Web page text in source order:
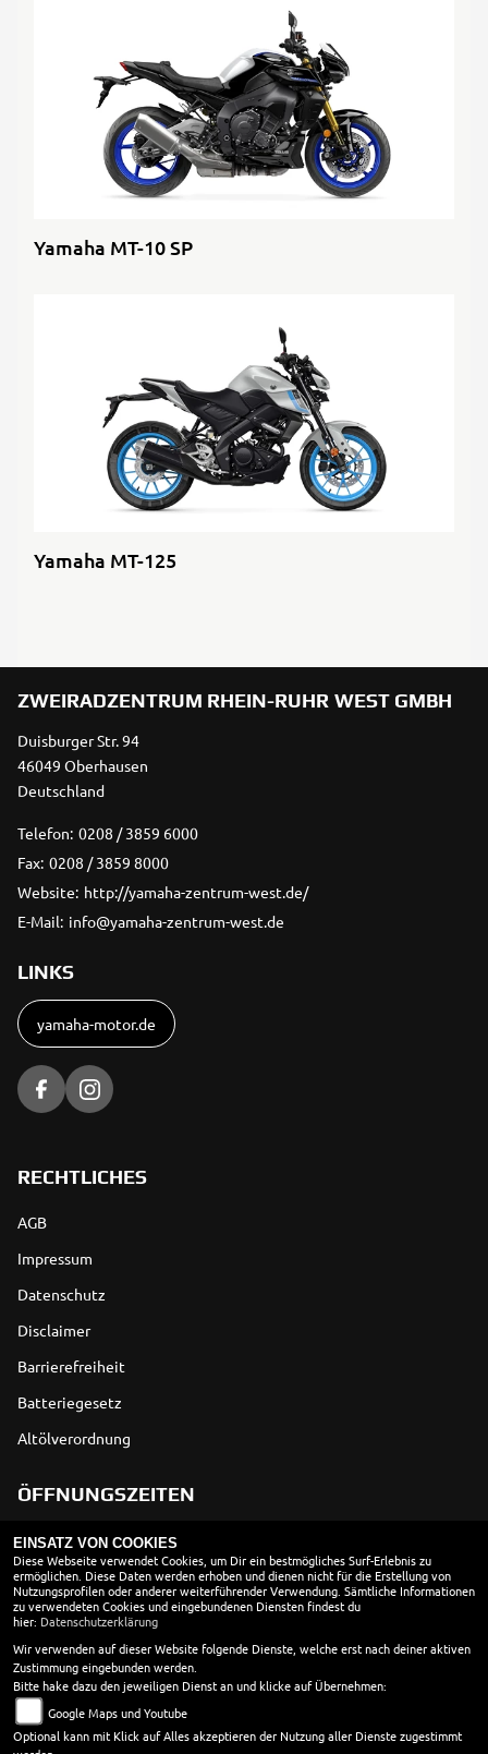
Yamaha MT-10 SP
Yamaha MT-125
ZWEIRADZENTRUM RHEIN-RUHR WEST GMBH
Duisburger Str. 94
46049 Oberhausen
Deutschland
Telefon: 0208 / 3859 6000
Fax: 0208 / 3859 8000
Website: http://yamaha-zentrum-west.de/
E-Mail: info@yamaha-zentrum-west.de
LINKS
yamaha-motor.de
RECHTLICHES
AGB
Impressum
Datenschutz
Disclaimer
Barrierefreiheit
Batteriegesetz
Altölverordnung
ÖFFNUNGSZEITEN
Montag:
geschlossen
Dienstag:
08:30 - 18:00
Mittwoch:
08:30 - 18:00
Donnerstag:
08:30 - 18:00
Freitag:
08:30 - 18:00
Samstag:
10:00 - 13:00
Sonntag:
geschlossen
Werkstatt
EINSATZ VON COOKIES
Diese Webseite verwendet Cookies, um Dir ein bestmögliches Surf-Erlebnis zu
ermöglichen. Diese Daten werden erhoben und dienen nicht für die Erstellung von
Nutzungsprofilen oder anderer weiterführender Verwendung. Sämtliche Informationen
zu verwendeten Cookies und eingebundenen Diensten findest du
hier: Datenschutzerklärung
Wir verwenden auf dieser Website folgende Dienste, welche erst nach deiner aktiven
Zustimmung eingebunden werden.
Bitte hake dazu den jeweiligen Dienst an und klicke auf Übernehmen:
Google Maps und Youtube
Optional kann mit Klick auf Alles akzeptieren der Nutzung aller Dienste zugestimmt